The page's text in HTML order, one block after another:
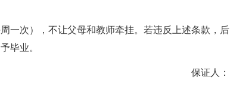
一次），不让父母和教师牵挂。若违反上述条款，后
毕业。
保证人：